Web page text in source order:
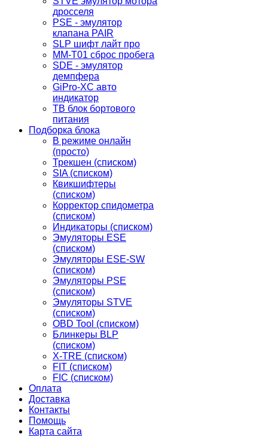
дросселя
PSE - эмулятор
клапана PAIR
SLP шифт лайт про
MM-T01 сброс пробега
SDE - эмулятор
демпфера
GiPro-XC авто
индикатор
TB блок бортового
питания
Подборка блока
В режиме онлайн
(просто)
Трекшен (списком)
SIA (списком)
Квикшифтеры
(списком)
Корректор спидометра
(списком)
Индикаторы (списком)
Эмуляторы ESE
(списком)
Эмуляторы ESE-SW
(списком)
Эмуляторы PSE
(списком)
Эмуляторы STVE
(списком)
OBD Tool (списком)
Блинкеры BLP
(списком)
X-TRE (списком)
FIT (списком)
FIC (списком)
Оплата
Доставка
Контакты
Помощь
Карта сайта